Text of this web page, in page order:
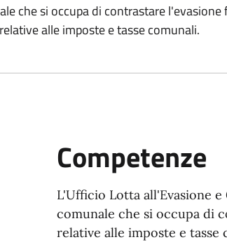
che si occupa di contrastare l'evasione
alle imposte e tasse comunali.
Competenze
L'Ufficio Lotta all'Evasione
comunale che si occupa di
relative alle imposte e